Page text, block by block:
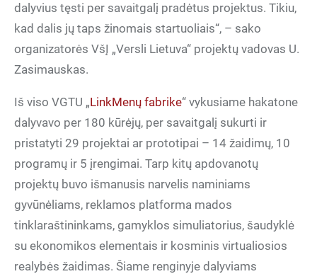
dalyvius tęsti per savaitgalį pradėtus projektus. Tikiu,
kad dalis jų taps žinomais startuoliais“, – sako
organizatorės VšĮ „Versli Lietuva“ projektų vadovas U.
Zasimauskas.
Iš viso VGTU „LinkMenų fabrike“ vykusiame hakatone
dalyvavo per 180 kūrėjų, per savaitgalį sukurti ir
pristatyti 29 projektai ar prototipai – 14 žaidimų, 10
programų ir 5 įrengimai. Tarp kitų apdovanotų
projektų buvo išmanusis narvelis naminiams
gyvūnėliams, reklamos platforma mados
tinklaraštininkams, gamyklos simuliatorius, šaudyklė
su ekonomikos elementais ir kosminis virtualiosios
realybės žaidimas. Šiame renginyje dalyviams